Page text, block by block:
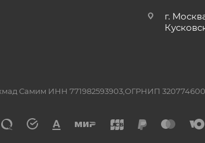
г.
Самим ИНН 771982593903,ОГРНИП